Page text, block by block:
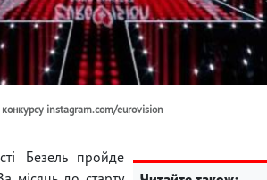
instagram.com/eurovision
Безель пройде